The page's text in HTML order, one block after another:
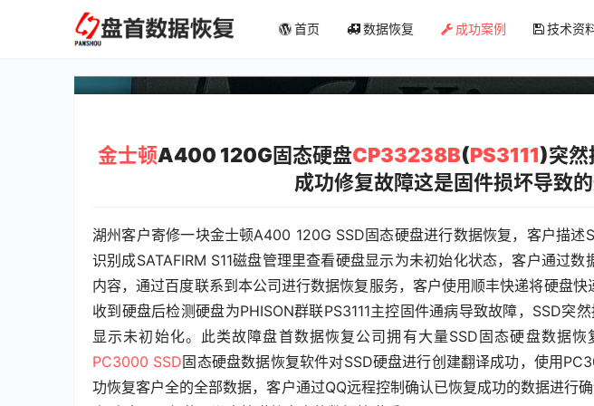
首页 数据恢复 成功案例 技术资
成SATAFIRM S11成功修复故障这是固件损
金士顿A400 120G固态硬盘CP33238B(PS3111)突然
成功修复故障这是固件损坏导致
湖州客户寄修一块金士顿A400 120G SSD固态硬盘进行数据恢复，客户描述
识别成SATAFIRM S11磁盘管理里查看硬盘显示为未初始化状态，客户通过
内容，通过百度联系到本公司进行数据恢复服务，客户使用顺丰快递将硬盘快
收到硬盘后检测硬盘为PHISON群联PS3111主控固件通病导致故障，SSD突
显示未初始化。此类故障盘首数据恢复公司拥有大量SSD固态硬盘数据
PC3000 SSD固态硬盘数据恢复软件对SSD硬盘进行创建翻译成功，使用
功恢复客户全的全部数据，客户通过QQ远程控制确认已恢复成功的数据进行